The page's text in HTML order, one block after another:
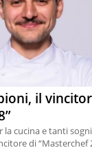
il
la cucina e tanti
di “Masterchef